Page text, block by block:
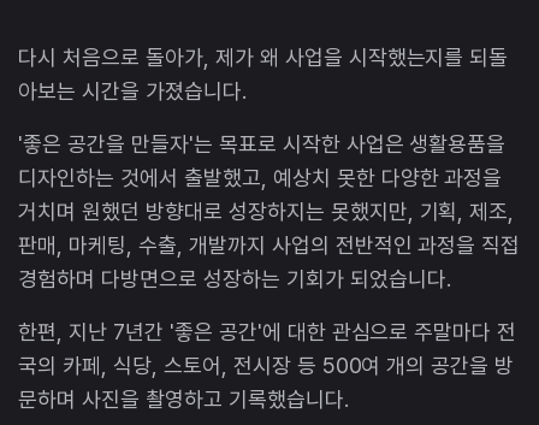
다시 처음으로 돌아가, 제가 왜 사업을 시작했는지를 되돌
아보는 시간을 가졌습니다.
'좋은 공간을 만들자'는 목표로 시작한 사업은 생활용품을
디자인하는 것에서 출발했고, 예상치 못한 다양한 과정을
거치며 원했던 방향대로 성장하지는 못했지만, 기획, 제조,
판매, 마케팅, 수출, 개발까지 사업의 전반적인 과정을 직접
경험하며 다방면으로 성장하는 기회가 되었습니다.
한편, 지난 7년간 '좋은 공간'에 대한 관심으로 주말마다 전
국의 카페, 식당, 스토어, 전시장 등 500여 개의 공간을 방
문하며 사진을 촬영하고 기록했습니다.